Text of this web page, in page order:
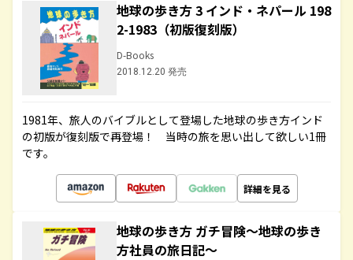
地球の歩き方 3 インド・ネパール 198
2-1983（初版復刻版）
D-Books
2018.12.20 発売
1981年、旅人のバイブルとして登場した地球の歩き方インド
の初版が復刻版で再登場！ 当時の旅を思い出して欲しい1冊
です。
詳細を見る
地球の歩き方 ガチ冒険～地球の歩き
方社員の旅日記～